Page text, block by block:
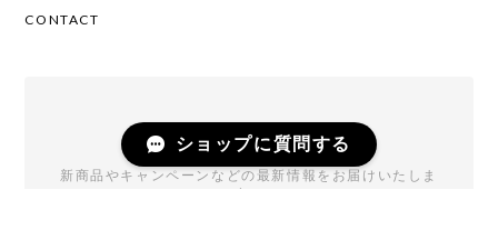
CONTACT
Mail Magazine
新商品やキャンペーンなどの最新情報をお届けいたしま
す。
ショップに質問する